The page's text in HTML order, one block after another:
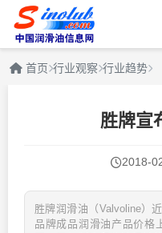
首页 行业观察 行业趋势
胜牌宣
2018-
胜牌润滑油（Valvoline）
品牌成品润滑油产品价格